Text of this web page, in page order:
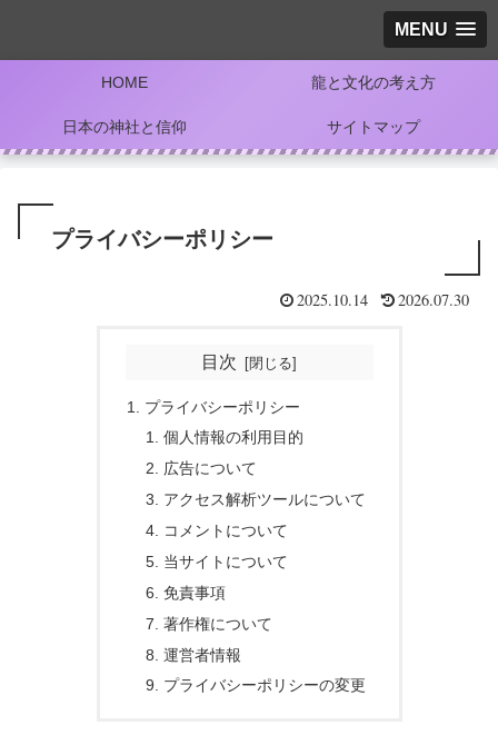
MENU
HOME 龍と文化の考え方
日本の神社と信仰 サイトマップ
プライバシーポリシー
2025.10.14 2026.07.30
目次
プライバシーポリシー
個人情報の利用目的
広告について
アクセス解析ツールについて
コメントについて
当サイトについて
免責事項
著作権について
運営者情報
プライバシーポリシーの変更